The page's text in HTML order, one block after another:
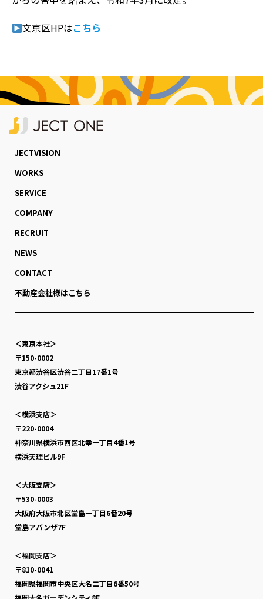
文京区HPはこちら
JECTVISION
WORKS
SERVICE
COMPANY
RECRUIT
NEWS
CONTACT
不動産会社様はこちら
＜東京本社＞
〒150-0002
東京都渋谷区渋谷二丁目17番1号
渋谷アクシュ21F
＜横浜支店＞
〒220-0004
神奈川県横浜市西区北幸一丁目4番1号
横浜天理ビル9F
＜大阪支店＞
〒530-0003
大阪府大阪市北区堂島一丁目6番20号
堂島アバンザ7F
＜福岡支店＞
〒810-0041
福岡県福岡市中央区大名二丁目6番50号